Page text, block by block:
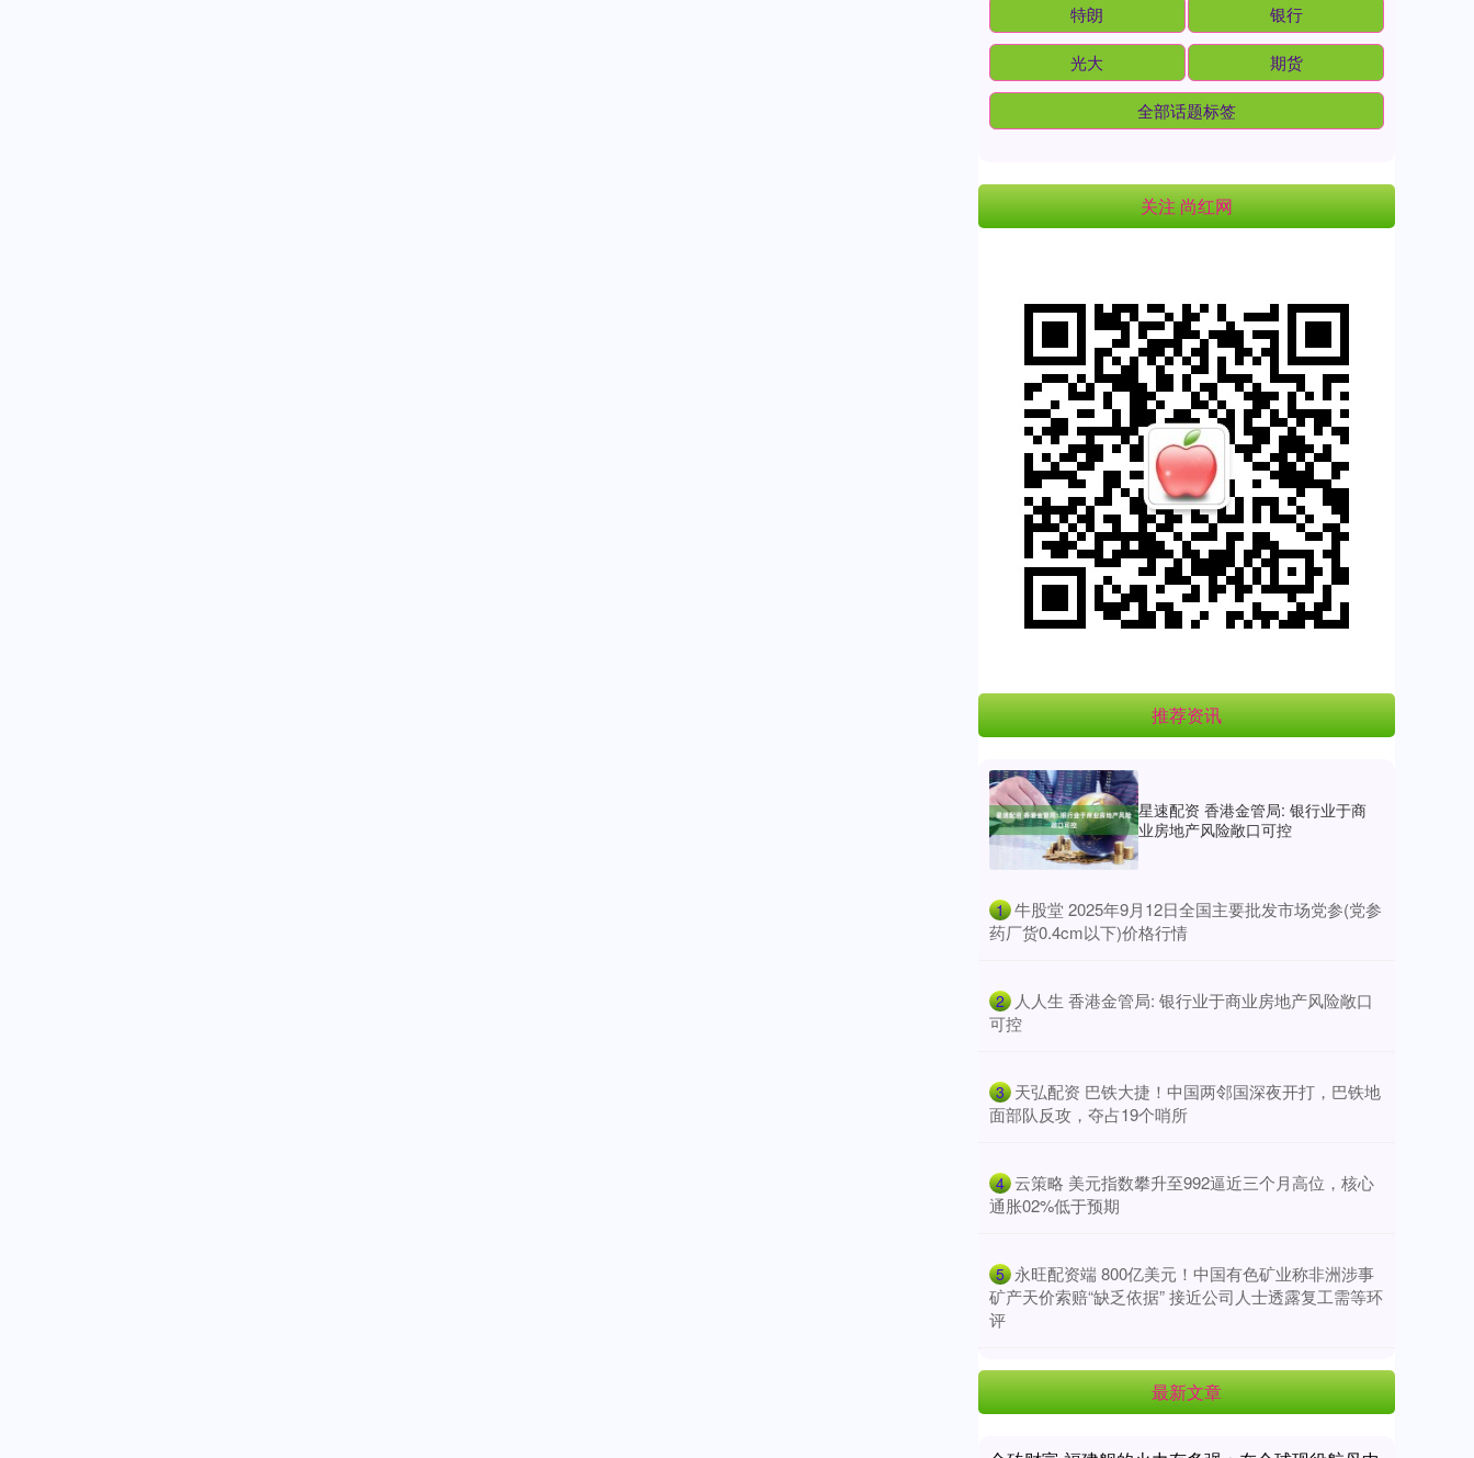
特朗 银行
光大 期货
全部话题标签
关注 尚红网
推荐资讯
星速配资 香港金管局: 银行业于商
业房地产风险敞口可控
1 ​牛股堂 2025年9月12日全国主要批发市场党参(党参
药厂货0.4cm以下)价格行情
2 ​人人生 香港金管局: 银行业于商业房地产风险敞口
可控
3 ​天弘配资 巴铁大捷！中国两邻国深夜开打，巴铁地
面部队反攻，夺占19个哨所
4 ​云策略 美元指数攀升至992逼近三个月高位，核心
通胀02%低于预期
5 ​永旺配资端 800亿美元！中国有色矿业称非洲涉事
矿产天价索赔“缺乏依据” 接近公司人士透露复工需等环
评
最新文章